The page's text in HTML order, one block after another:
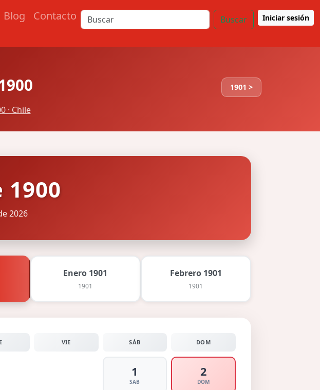
Blog Contacto Buscar Iniciar sesión
1901 >
· Chile
2026
Enero 1901
1901
Febrero 1901
1901
VIE SÁB DOM
1
SAB
2
DOM